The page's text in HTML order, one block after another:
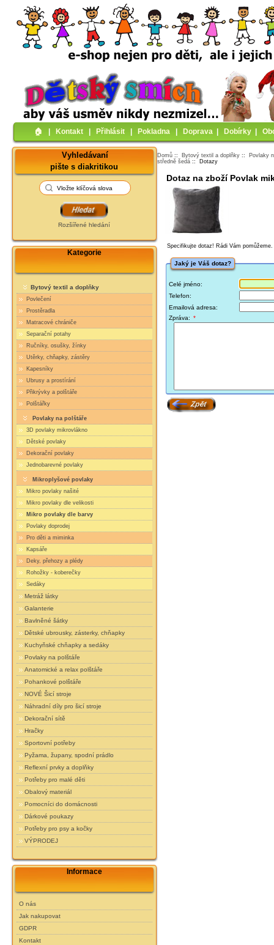
🏠︎ Kontakt Přihlásit Pokladna Doprava Dobírky
Vyhledávaní
pište s diakritikou
Rozšířené hledání
Kategorie
Bytový textil a doplňky
Povlečení
Prostěradla
Matracové chrániče
Separační potahy
Ručníky, osušky, žínky
Utěrky, chňapky, zástěry
Kapesníky
Ubrusy a prostírání
Přikrývky a polštáře
Polštářky
Povlaky na polštáře
3D povlaky mikrovlákno
Dětské povlaky
Dekorační povlaky
Jednobarevné povlaky
Mikroplyšové povlaky
Mikro povlaky našité
Mikro povlaky dle velikosti
Mikro povlaky dle barvy
Povlaky doprodej
Pro děti a miminka
Kapsáře
Deky, přehozy a plédy
Rohožky - koberečky
Sedáky
Metráž látky
Galanterie
Bavlněné šátky
Dětské ubrousky, zásterky, chňapky
Kuchyňské chňapky a sedáky
Povlaky na polštáře
Anatomické a relax polštáře
Pohankové polštáře
NOVÉ Šicí stroje
Náhradní díly pro šicí stroje
Dekorační sítě
Hračky
Sportovní potřeby
Pyžama, župany, spodní prádlo
Reflexní prvky a doplňky
Potřeby pro malé děti
Obalový materiál
Pomocníci do domácnosti
Dárkové poukazy
Potřeby pro psy a kočky
VÝPRODEJ
Informace
O nás
Jak nakupovat
GDPR
Kontakt
Domů :: Bytový textil a doplňky :: Povlaky
středně šedá :: Dotazy
Dotaz na zboží Povlak
Specifikujte dotaz! Rádi Vám pomůžeme.
Jaký je Váš dotaz?
Celé jméno:
Telefon:
Emailová adresa:
Zpráva: *